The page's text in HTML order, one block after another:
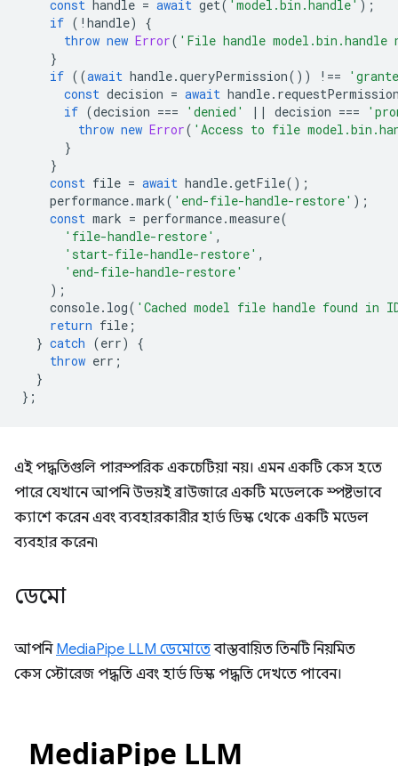
const handle = await get( 'model.bin.handle' );
if ( ! handle)
{
throw new Error( 'File handle
}
if ((await handle.queryPermission()) !==
const decision = await handle.
if (decision === 'denied' || decision ===
throw new Error( 'Access to file
}
}
const file = await handle.getFile();
performance.mark( 'end-file-handle-restore' );
const mark = performance.measure(
'file-handle-restore' ,
'start-file-handle-restore' ,
'end-file-handle-restore'
);
console. log( 'Cached model file handle found in
return file ;
} catch (err)
{
throw err ;
}
};
এই পদ্ধতিগুলি পারস্পরিক একচেটিয়া নয়। এমন একটি কেস হতে
পারে যেখানে আপনি উভয়ই ব্রাউজারে একটি মডেলকে স্পষ্টভাবে
ক্যাশে করেন এবং ব্যবহারকারীর হার্ড ডিস্ক থেকে একটি মডেল
ব্যবহার করেন৷
ডেমো
আপনি MediaPipe LLM ডেমোতেবাস্তবায়িত তিনটি নিয়মিত
কেস স্টোরেজ পদ্ধতি এবং হার্ড ডিস্ক পদ্ধতি দেখতে পাবেন।